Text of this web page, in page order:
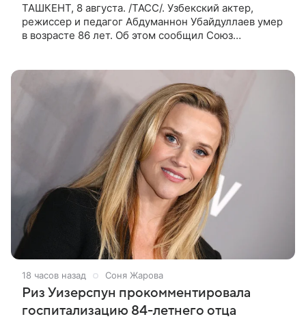
ТАШКЕНТ, 8 августа. /ТАСС/. Узбекский актер,
режиссер и педагог Абдуманнон Убайдуллаев умер
в возрасте 86 лет. Об этом сообщил Союз
18 часов назад Соня Жарова
Риз Уизерспун прокомментировала
госпитализацию 84-летнего отца